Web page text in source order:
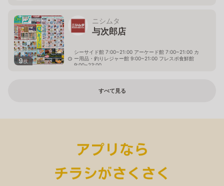
9枚
ニシムタ
与次郎店
シーサイド館 7:00~21:00 アーケード館 7:00~21:00 カ
ー用品・釣りレジャー館 9:00~21:00 フレスポ食鮮館
9:00~23:00
すべて見る